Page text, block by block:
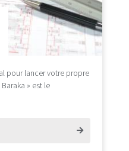
pour lancer votre propre
» est le